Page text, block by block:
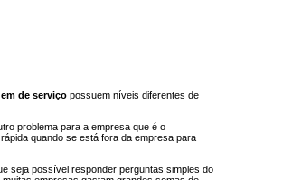
de serviço possuem níveis diferentes de
problema para a empresa que é o
quando se está fora da empresa para
seja possível responder perguntas simples do